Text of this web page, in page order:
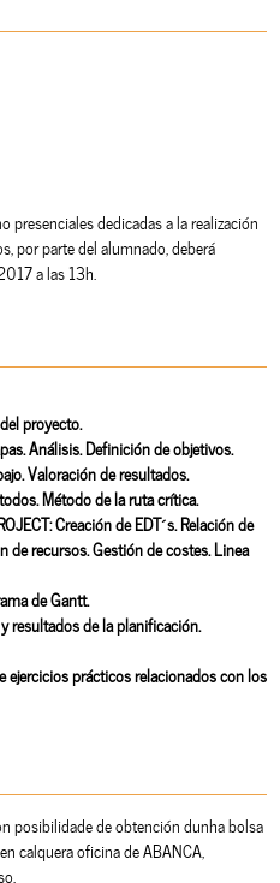
dedicadas a la realización
por parte del alumnado, deberá
a las 13h.
proyecto.
Análisis. Definición de objetivos.
Valoración de resultados.
Método de la ruta crítica.
Creación de EDT´s. Relación de
de recursos. Gestión de costes. Linea
de Gantt.
resultados de la planificación.
ejercicios prácticos relacionados con los
posibilidade de obtención dunha bolsa
calquera oficina de ABANCA,